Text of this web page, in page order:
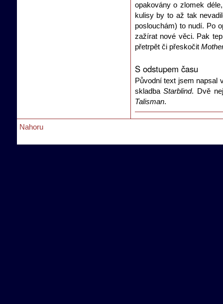
opakovány o zlomek
kulisy by to až tak
poslouchám) to nudí. Po
zažírat nové věci. Pak
přetrpět či přeskočit
S odstupem času
Původní text jsem napsal
skladbaStarblind. Dvě
Talisman.
Nahoru